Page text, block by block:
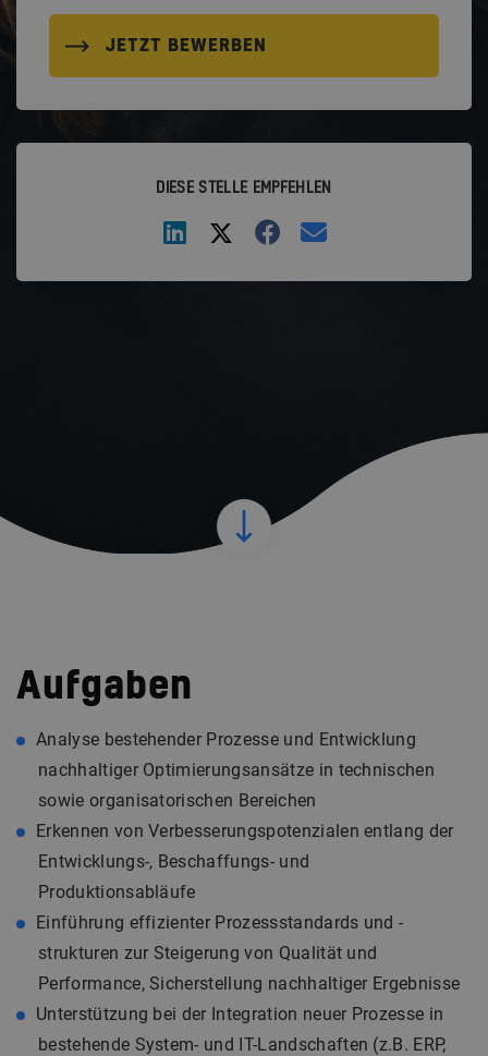
JETZT BEWERBEN
DIESE STELLE EMPFEHLEN
Aufgaben
Analyse bestehender Prozesse und Entwicklung
nachhaltiger Optimierungsansätze in technischen
sowie organisatorischen Bereichen
Erkennen von Verbesserungspotenzialen entlang der
Entwicklungs-, Beschaffungs- und
Produktionsabläufe
Einführung effizienter Prozessstandards und -
strukturen zur Steigerung von Qualität und
Performance, Sicherstellung nachhaltiger Ergebnisse
Unterstützung bei der Integration neuer Prozesse in
bestehende System- und IT-Landschaften (z.B. ERP,